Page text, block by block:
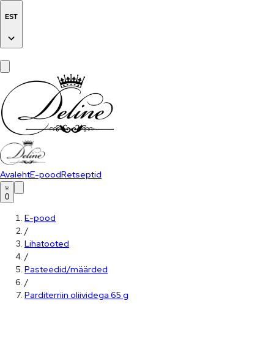
EST
AvalehtE-poodRetseptid
0
E-pood
/
Lihatooted
/
Pasteedid/määrded
/
Parditerriin oliividega 65 g